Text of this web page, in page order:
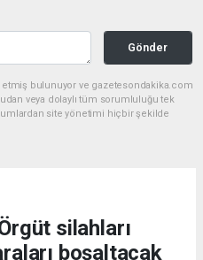
Gönder
etmiş bulunuyor ve gazetesondakika.com
veya dolaylı tüm sorumluluğu tek
site yönetimi hiçbir şekilde
silahları
boşaltacak